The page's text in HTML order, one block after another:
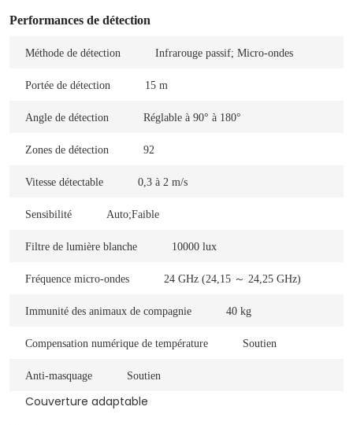
Performances de détection
Méthode de détection Infrarouge passif; Micro-ondes
Portée de détection 15 m
Angle de détection Réglable à 90° à 180°
Zones de détection 92
Vitesse détectable 0,3 à 2 m/s
Sensibilité Auto;Faible
Filtre de lumière blanche 10000 lux
Fréquence micro-ondes 24 GHz (24,15 ～ 24,25 GHz)
Immunité des animaux de compagnie 40 kg
Compensation numérique de température Soutien
Anti-masquage Soutien
Couverture adaptable